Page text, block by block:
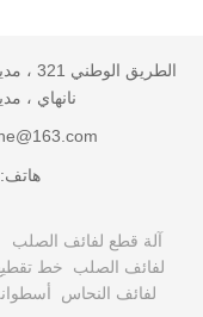
نانهاي ،
هاتف:
آلة قطع لفائف الصلب
لفائف الصلب
خط
لفائف النحاس